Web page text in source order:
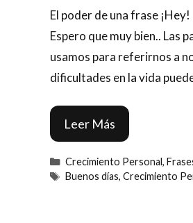
El poder de una frase
Espero que muy bien.. Las
usamos para referirnos a
dificultades en la vida
Leer Más
Categorías
Crecimiento Personal,
Etiquetas
Buenos días, Crecimiento